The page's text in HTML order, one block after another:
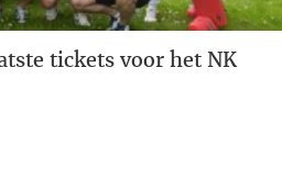
tickets voor het NK